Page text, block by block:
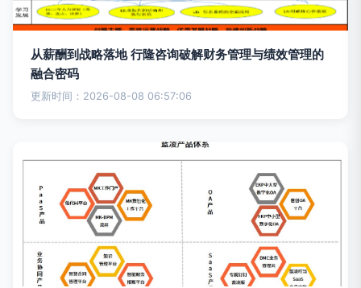
从薪酬到战略落地 行隆咨询破解财务管理与绩效管理的
融合密码
更新时间：2026-08-08 06:57:06